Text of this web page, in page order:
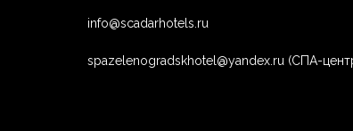
info@scadarhotels.ru
spazelenogradskhotel@yandex.ru (СПА-